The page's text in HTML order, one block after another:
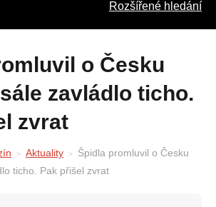
Rozšířené hledání
zavládlo ticho.
zvrat
Aktuality
Špidla promluvil o Česku
ticho. Pak přišel zvrat